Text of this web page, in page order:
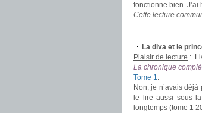
fonctionne bien. J’ai
Cette lecture
La diva et le
Plaisir de lecture :
La chronique
Tome 1.
Non, je n’avais
le lire aussi sous
longtemps (tome 1